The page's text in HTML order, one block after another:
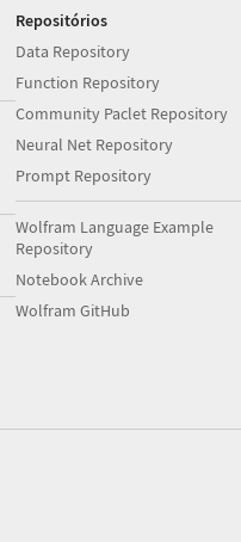
Repositórios
Data Repository
Function Repository
Community Paclet Repository
Neural Net Repository
Prompt Repository
Wolfram Language Example
Repository
Notebook Archive
Wolfram GitHub